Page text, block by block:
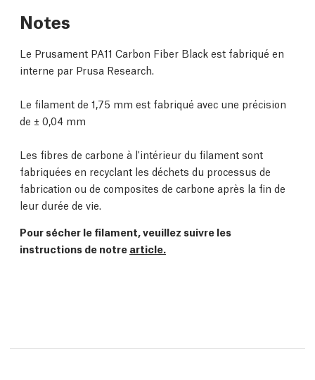
Notes
Le Prusament PA11 Carbon Fiber Black est fabriqué en
interne par Prusa Research.
Le filament de 1,75 mm est fabriqué avec une précision
de ± 0,04 mm
Les fibres de carbone à l'intérieur du filament sont
fabriquées en recyclant les déchets du processus de
fabrication ou de composites de carbone après la fin de
leur durée de vie.
Pour sécher le filament, veuillez suivre les
instructions de notre article.